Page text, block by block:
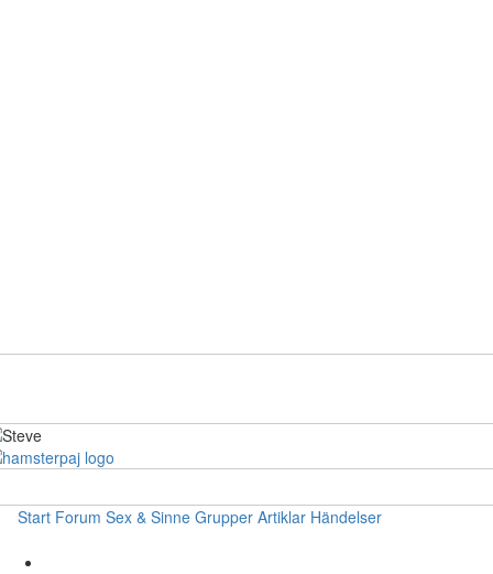
Start Forum Sex & Sinne Grupper Artiklar Händelser